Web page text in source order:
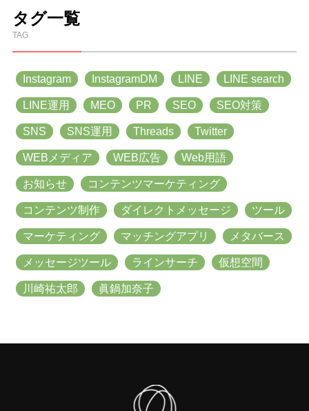
タグ一覧
TAG
Instagram InstagramDM LINE LINE search
LINE運用 MEO PR SEO SEO対策
SNS SNS運用 Threads Twitter
WEBメディア WEB広告 Web用語
お知らせ コンテンツマーケティング
コンテンツ制作 ダイレクトメッセージ ツール
マーケティング マッチングアプリ メタバース
メッセージツール ラインサーチ 仮想空間
川崎祐太郎 眞鍋加奈子